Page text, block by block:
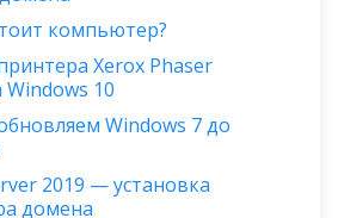
компьютер?
Xerox Phaser
Windows 10
Windows 7 до
2019 — установка
домена